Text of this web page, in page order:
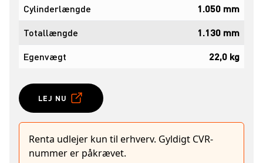
Cylinderlængde
1.050 mm
Totallængde
1.130 mm
Egenvægt
22,0 kg
LEJ NU
Renta udlejer kun til erhverv. Gyldigt CVR-
nummer er påkrævet.